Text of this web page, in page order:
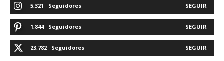
5,321 Seguidores SEGUIR
1,844 Seguidores SEGUIR
23,782 Seguidores SEGUIR